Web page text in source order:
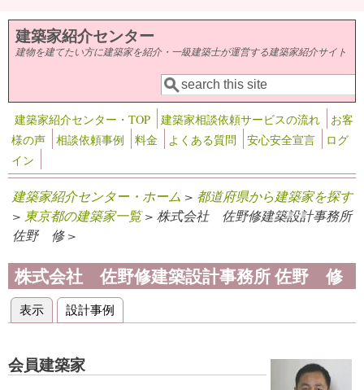
メインコンテンツに移動
建築家紹介センター
建物を建てたい方に建築家を紹介・一級建築士が運営する建築家紹介サイト
検索フォーム
検索
建築家紹介センター・TOP 建築家相談依頼サービスの流れ
お客
様の声
相談依頼事例 料金 よくある質問 安心安全宣言
ログ
イン
建築家紹介センター・ホーム > 都道府県から建築家を探す
> 東京都の建築家一覧> 株式会社 佐野修建築設計事務所
佐野 修 >
株式会社 佐野修建築設計事務所 佐野 修
プライマリータブ
表示 (アクティブなタブ)
設計事例
会員建築家